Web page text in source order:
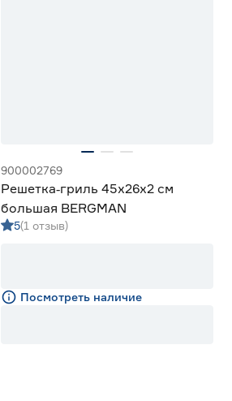
900002769
Решетка‑гриль 45x26х2 см
большая BERGMAN
5(1 отзыв)
Посмотреть наличие